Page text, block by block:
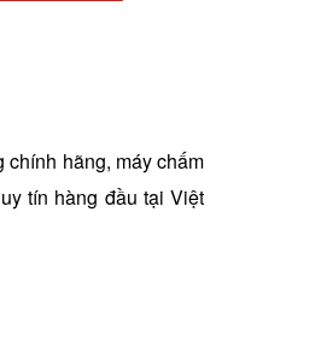
chính hãng, máy chấm
tín hàng đầu tại Việt